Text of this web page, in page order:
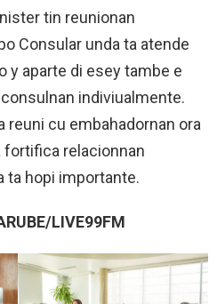
tin reunionan
Consular unda ta atende
y aparte di esey tambe e
indiviualmente.
reuni cu embahadornan ora
fortifica relacionnan
ta hopi importante.
LIVE99FM